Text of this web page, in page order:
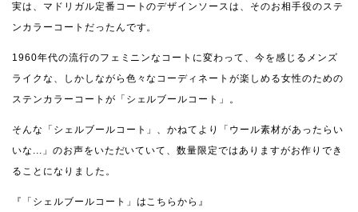
実は、マドリガル定番コートのデザインソースは、そのお相手役のステ
ンカラーコートだったんです。
1960年代の流行のフェミニンなコートに変わって、今を感じるメンズ
ライクな、しかしながら色々なコーディネートが楽しめる女性のための
ステンカラーコートが「シェルブールコート」。
そんな「シェルブールコート」、かねてより「ウール素材があったらい
いな...」のお声をいただいていて、数量限定ではありますがお作りでき
ることになりました。
『「シェルブールコート」はこちらから』